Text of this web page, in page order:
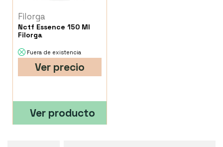
Filorga
Nctf Essence 150 Ml
Filorga
Fuera de existencia
Ver precio
Ver producto